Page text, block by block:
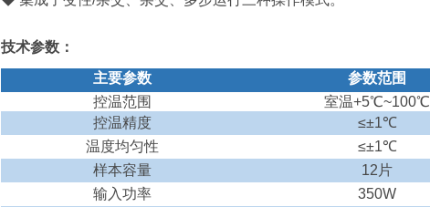
技术参数：
主要参数
参数范围
控温范围
室温+5℃~100℃
控温精度
≤±1℃
温度均匀性
≤±1℃
样本容量
12 片
输入功率
350W